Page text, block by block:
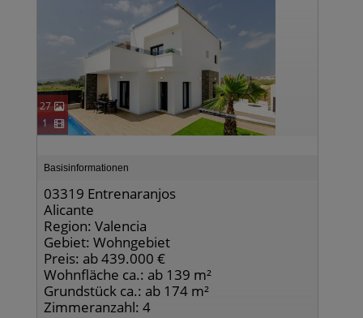
1
27
Basisinformationen
03319 Entrenaranjos
Alicante
Region: Valencia
Gebiet: Wohngebiet
Preis: ab 439.000 €
Wohnfläche ca.: ab 139 m²
Grundstück ca.: ab 174 m²
Zimmeranzahl: 4